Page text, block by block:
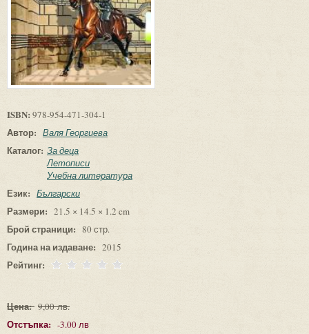
ISBN: 978-954-471-304-1
Автор: Валя Георгиева
Каталог: За деца
Летописи
Учебна литература
Език: Български
Размери: 21.5 × 14.5 × 1.2 cm
Брой страници: 80 стр.
Година на издаване: 2015
Рейтинг:
Цена: 9,00 лв.
Отстъпка: -3.00 лв